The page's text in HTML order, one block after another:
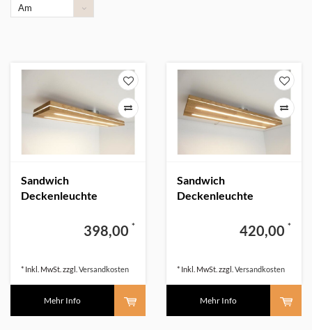
Am
Sandwich
Deckenleuchte
398,00 *
* Inkl. MwSt. zzgl. Versandkosten
Mehr Info
Sandwich
Deckenleuchte
420,00 *
* Inkl. MwSt. zzgl. Versandkosten
Mehr Info